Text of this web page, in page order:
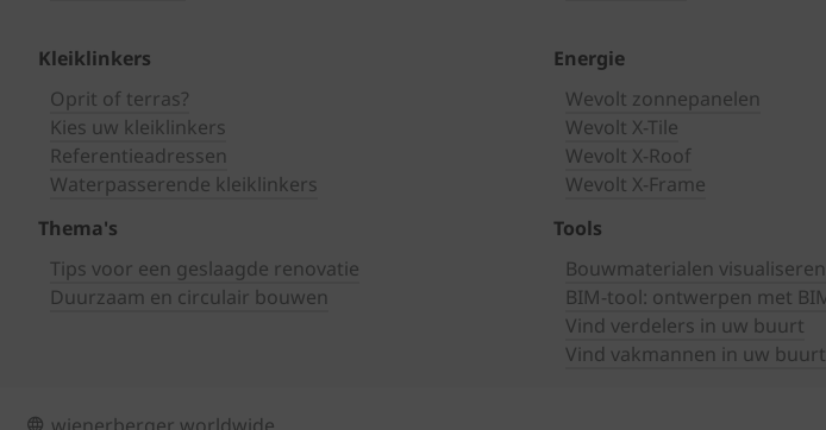
Kleiklinkers
Oprit of terras?
Kies uw kleiklinkers
Referentieadressen
Waterpasserende kleiklinkers
Energie
Wevolt zonnepanelen
Wevolt X-Tile
Wevolt X-Roof
Wevolt X-Frame
Thema's
Tips voor een geslaagde renovatie
Duurzaam en circulair bouwen
Tools
Bouwmaterialen
BIM-tool: ontwerpen met
Vind verdelers in uw buurt
Vind vakmannen in uw buurt
wienerberger worldwide